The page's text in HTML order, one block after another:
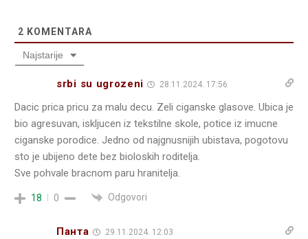
2 KOMENTARA
Najstarije
srbi su ugrozeni 28.11.2024. 17:56
Dacic prica pricu za malu decu. Zeli ciganske glasove. Ubica je
bio agresuvan, iskljucen iz tekstilne skole, potice iz imucne
ciganske porodice. Jedno od najgnusnijih ubistava, pogotovu
sto je ubijeno dete bez bioloskih roditelja.
Sve pohvale bracnom paru hranitelja.
18 0 Odgovori
Панта 29.11.2024. 12:03